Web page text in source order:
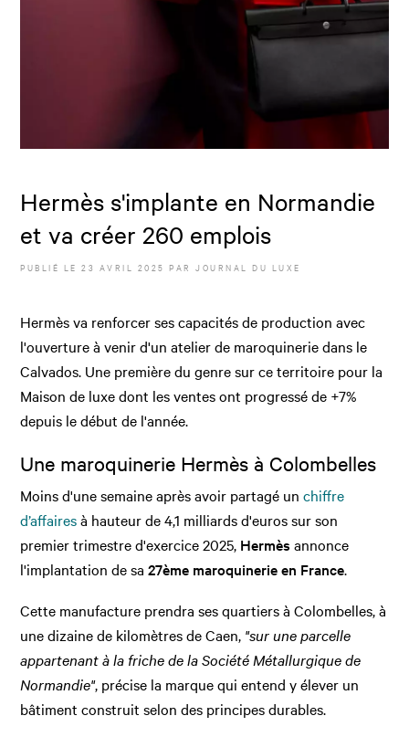
Hermès s'implante en Normandie
et va créer 260 emplois
PUBLIÉ LE23 AVRIL 2025 PAR JOURNAL DU LUXE
Hermès va renforcer ses capacités de production avec
l'ouverture à venir d'un atelier de maroquinerie dans le
Calvados. Une première du genre sur ce territoire pour la
Maison de luxe dont les ventes ont progressé de +7%
depuis le début de l'année.
Une maroquinerie Hermès à Colombelles
Moins d'une semaine après avoir partagé un chiffre
d’affairesà hauteur de 4,1 milliards d'euros sur son
premier trimestre d'exercice 2025, Hermès annonce
l'implantation de sa 27ème maroquinerie en France.
Cette manufacture prendra ses quartiers à Colombelles, à
une dizaine de kilomètres de Caen, "sur une parcelle
appartenant à la friche de la Société Métallurgique de
Normandie", précise la marque qui entend y élever un
bâtiment construit selon des principes durables.